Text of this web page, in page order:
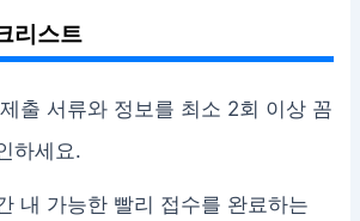
리스트
출 서류와 정보를 최소 2회 이상 꼼
하세요.
내 가능한 빨리 접수를 완료하는